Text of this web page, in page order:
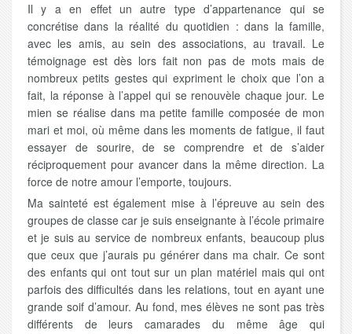
Il y a en effet un autre type d’appartenance qui se
concrétise dans la réalité du quotidien : dans la famille,
avec les amis, au sein des associations, au travail. Le
témoignage est dès lors fait non pas de mots mais de
nombreux petits gestes qui expriment le choix que l’on a
fait, la réponse à l’appel qui se renouvèle chaque jour. Le
mien se réalise dans ma petite famille composée de mon
mari et moi, où même dans les moments de fatigue, il faut
essayer de sourire, de se comprendre et de s’aider
réciproquement pour avancer dans la même direction. La
force de notre amour l’emporte, toujours.
Ma sainteté est également mise à l’épreuve au sein des
groupes de classe car je suis enseignante à l’école primaire
et je suis au service de nombreux enfants, beaucoup plus
que ceux que j’aurais pu générer dans ma chair. Ce sont
des enfants qui ont tout sur un plan matériel mais qui ont
parfois des difficultés dans les relations, tout en ayant une
grande soif d’amour. Au fond, mes élèves ne sont pas très
différents de leurs camarades du même âge qui